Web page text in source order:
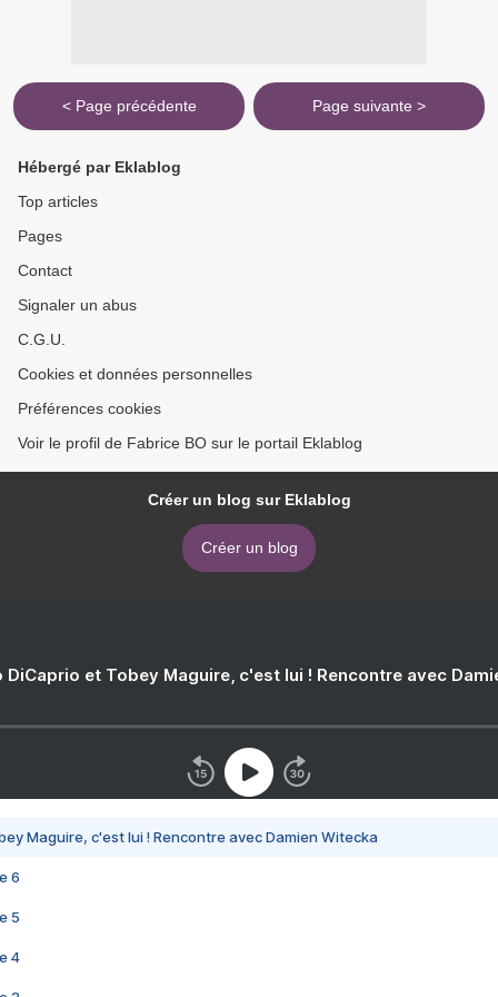
< Page précédente Page suivante >
Hébergé par Eklablog
Top articles
Pages
Contact
Signaler un abus
C.G.U.
Cookies et données personnelles
Préférences cookies
Voir le profil de Fabrice BO sur le portail Eklablog
Créer un blog sur Eklablog
Créer un blog
DiCaprio et Tobey Maguire, c'est lui ! Rencontre avec
Maguire, c'est lui ! Rencontre avec Damien Witecka
6
5
4